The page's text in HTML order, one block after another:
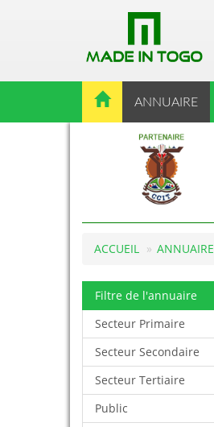
ANNUAIRE
ACCUEIL ANNUAIRE
Filtre de l'annuaire
Secteur Primaire
Secteur Secondaire
Secteur Tertiaire
Public